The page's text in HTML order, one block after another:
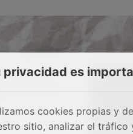
privacidad es
cookies propias y
sitio, analizar el tráfico